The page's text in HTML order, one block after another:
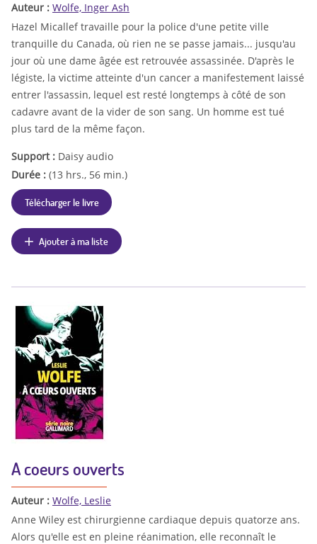
Auteur : Wolfe, Inger Ash
Hazel Micallef travaille pour la police d'une petite ville
tranquille du Canada, où rien ne se passe jamais... jusqu'au
jour où une dame âgée est retrouvée assassinée. D'après le
légiste, la victime atteinte d'un cancer a manifestement laissé
entrer l'assassin, lequel est resté longtemps à côté de son
cadavre avant de la vider de son sang. Un homme est tué
plus tard de la même façon.
Support : Daisy audio
Durée : (13 hrs., 56 min.)
Télécharger le livre
Ajouter à ma liste
A coeurs ouverts
Auteur : Wolfe, Leslie
Anne Wiley est chirurgienne cardiaque depuis quatorze ans.
Alors qu'elle est en pleine réanimation, elle reconnaît le